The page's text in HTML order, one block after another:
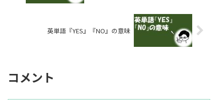
英単語『YES』『NO』の意味
コメント